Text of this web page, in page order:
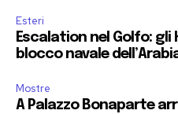
Esteri
Escalation nel Golfo: gli
blocco navale
Mostre
A Palazzo Bonaparte